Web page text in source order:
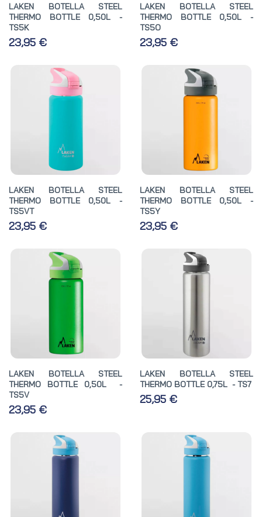
LAKEN BOTELLA STEEL
THERMO BOTTLE 0,50L -
TS5K
23,95 €
LAKEN BOTELLA STEEL
THERMO BOTTLE 0,50L -
TS5O
23,95 €
LAKEN BOTELLA STEEL
THERMO BOTTLE 0,50L -
TS5VT
23,95 €
LAKEN BOTELLA STEEL
THERMO BOTTLE 0,50L -
TS5Y
23,95 €
LAKEN BOTELLA STEEL
THERMO BOTTLE 0,50L -
TS5V
23,95 €
LAKEN BOTELLA STEEL
THERMO BOTTLE 0,75L - TS7
25,95 €